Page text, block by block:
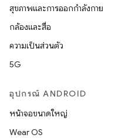
สุขภาพและการออกกำลังกาย
กล้องและสื่อ
ความเป็นส่วนตัว
5G
อุปกรณ์ ANDROID
หน้าจอขนาดใหญ่
Wear OS